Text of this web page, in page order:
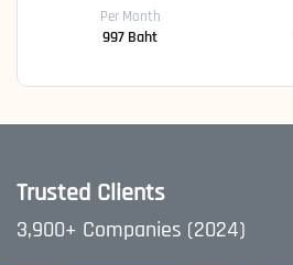
Per Month
997 Baht
Trusted Clients
3,900+ Companies (2024)